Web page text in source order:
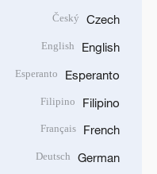
Czech
Český
English
English
Esperanto
Esperanto
Filipino
Filipino
French
Français
German
Deutsch